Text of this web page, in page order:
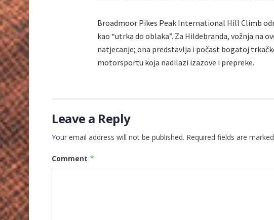
Broadmoor Pikes Peak International Hill Climb
kao “utrka do oblaka”. Za Hildebranda, vožnja na
natjecanje; ona predstavlja i počast bogatoj
motorsportu koja nadilazi izazove i prepreke.
Leave a Reply
Your email address will not be published. Required fields are marked
Comment *